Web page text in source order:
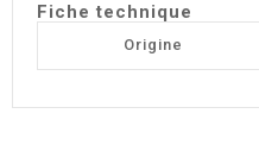
Fiche technique
Origine